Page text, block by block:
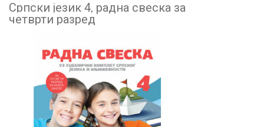
Српски језик 4, радна свеска за
четврти разред